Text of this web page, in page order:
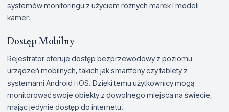
systemów monitoringu z użyciem różnych marek i modeli
kamer.
Dostęp Mobilny
Rejestrator oferuje dostęp bezprzewodowy z poziomu
urządzeń mobilnych, takich jak smartfony czy tablety z
systemami Android i iOS. Dzięki temu użytkownicy mogą
monitorować swoje obiekty z dowolnego miejsca na świecie,
mając jedynie dostęp do internetu.